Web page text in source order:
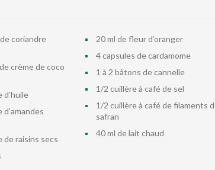
coriandre
crème de coco
d’huile
de raisins secs
20 ml de fleur d’oranger
4 capsules de cardamome
1 à 2 bâtons de cannelle
1/2 cuillère à café de sel
1/2 cuillère à café de filaments
safran
40 ml de lait chaud